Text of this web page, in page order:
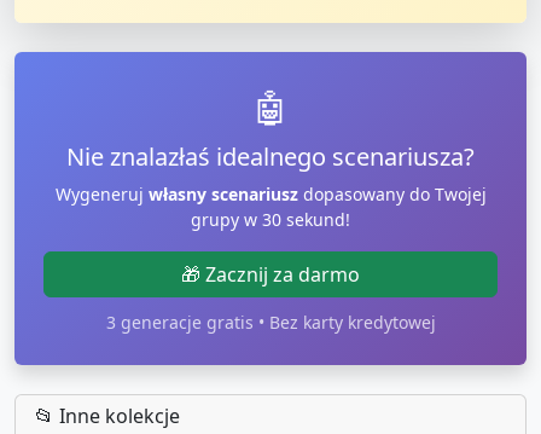
🤖
Nie znalazłaś idealnego scenariusza?
Wygeneruj własny scenariuszdopasowany do Twojej
grupy w 30 sekund!
🎁 Zacznij za darmo
3 generacje gratis • Bez karty kredytowej
📂 Inne kolekcje